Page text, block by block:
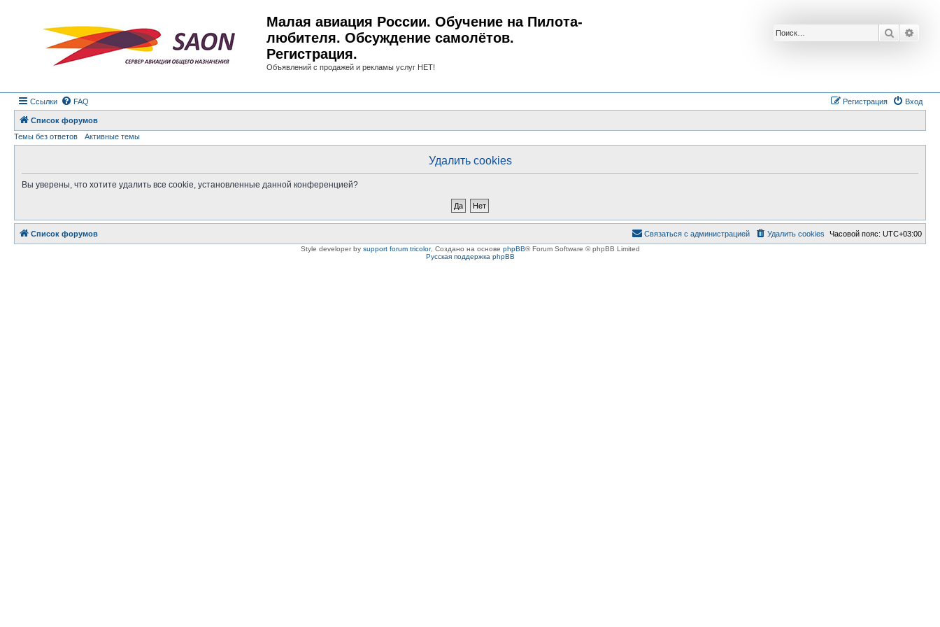
Малая авиация России. Обучение на Пилота-
любителя. Обсуждение самолётов.
Регистрация.
Объявлений с продажей и рекламы услуг НЕТ!
Поиск
Ссылки FAQ Вход
Регистрация
Список форумов
Темы без ответов
Активные темы
Удалить cookies
Вы уверены, что хотите удалить все cookie, установленные данной конференцией?
Список форумов Часовой пояс: UTC+03:00
Удалить cookies
Связаться с администрацией
Style developer by support forum tricolor, Создано на основе phpBB® Forum Software © phpBB Limited
Русская поддержка phpBB